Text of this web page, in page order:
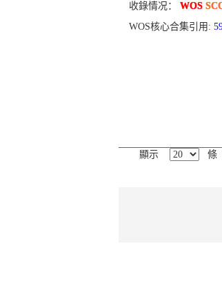
收錄情况： WOS
WOS核心合集引用:
顯示
條